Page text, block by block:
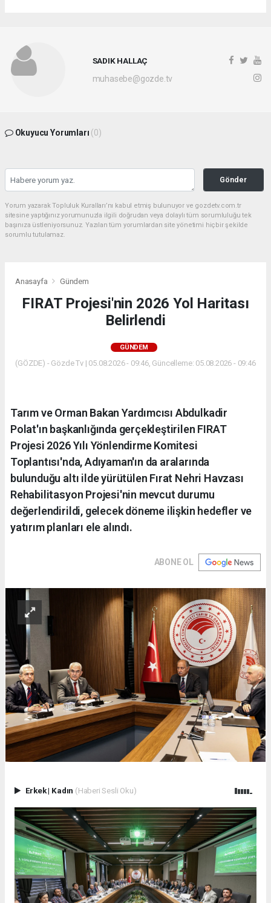
SADIK HALLAÇ
muhasebe@gozde.tv
Okuyucu Yorumları (0)
Gönder
Yorum yazarak Topluluk Kuralları’nı kabul etmiş bulunuyor ve gozdetv.com.tr
sitesine yaptığınız yorumunuzla ilgili doğrudan veya dolaylı tüm sorumluluğu tek
başınıza üstleniyorsunuz. Yazılan tüm yorumlardan site yönetimi hiçbir şekilde
sorumlu tutulamaz.
Anasayfa Gündem
FIRAT Projesi'nin 2026 Yol Haritası
Belirlendi
GÜNDEM
(GÖZDE) - Gözde Tv | 05.08.2026 - 09:46, Güncelleme: 05.08.2026 - 09:46
Tarım ve Orman Bakan Yardımcısı Abdulkadir
Polat'ın başkanlığında gerçekleştirilen FIRAT
Projesi 2026 Yılı Yönlendirme Komitesi
Toplantısı'nda, Adıyaman'ın da aralarında
bulunduğu altı ilde yürütülen Fırat Nehri Havzası
Rehabilitasyon Projesi'nin mevcut durumu
değerlendirildi, gelecek döneme ilişkin hedefler ve
yatırım planları ele alındı.
ABONE OL
Erkek| Kadın (Haberi Sesli Oku)